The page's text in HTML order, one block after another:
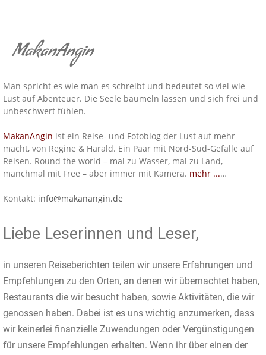
MakanAngin
Man spricht es wie man es schreibt und bedeutet so viel wie
Lust auf Abenteuer. Die Seele baumeln lassen und sich frei und
unbeschwert fühlen.
MakanAngin ist ein Reise- und Fotoblog der Lust auf mehr
macht, von Regine & Harald. Ein Paar mit Nord-Süd-Gefälle auf
Reisen. Round the world – mal zu Wasser, mal zu Land,
manchmal mit Free – aber immer mit Kamera. mehr ...…
Kontakt: info@makanangin.de
Liebe Leserinnen und Leser,
in unseren Reiseberichten teilen wir unsere Erfahrungen und
Empfehlungen zu den Orten, an denen wir übernachtet haben,
Restaurants die wir besucht haben, sowie Aktivitäten, die wir
genossen haben. Dabei ist es uns wichtig anzumerken, dass
wir keinerlei finanzielle Zuwendungen oder Vergünstigungen
für unsere Empfehlungen erhalten. Wenn ihr über einen der